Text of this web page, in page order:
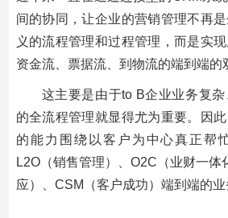
间的协同，让企业的营销管理不再
义的流程管理和过程管理，而是实现
资金流、票据流、到物流的端到端的
这主要是由于to B企业业务复
的全流程管理就显得尤为重要。因
的能力围绕以客户为中心真正帮
L2O（销售管理）、O2C（业财一体
应）、CSM（客户成功）端到端的业